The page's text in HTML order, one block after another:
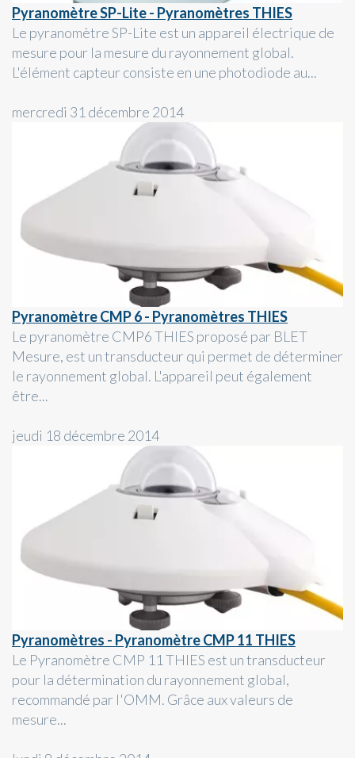
Pyranomètre SP-Lite - Pyranomètres THIES
Le pyranomètre SP-Lite est un appareil électrique de
mesure pour la mesure du rayonnement global.
L'élément capteur consiste en une photodiode au...
mercredi 31 décembre 2014
Pyranomètre CMP 6 - Pyranomètres THIES
Le pyranomètre CMP6 THIES proposé par BLET
Mesure, est un transducteur qui permet de déterminer
le rayonnement global. L'appareil peut également
être...
jeudi 18 décembre 2014
Pyranomètres - Pyranomètre CMP 11 THIES
Le Pyranomètre CMP 11 THIES est un transducteur
pour la détermination du rayonnement global,
recommandé par l'OMM. Grâce aux valeurs de
mesure...